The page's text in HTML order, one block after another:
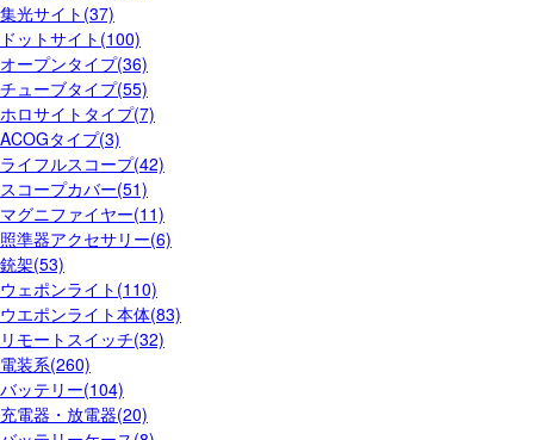
集光サイト(37)
ドットサイト(100)
オープンタイプ(36)
チューブタイプ(55)
ホロサイトタイプ(7)
ACOGタイプ(3)
ライフルスコープ(42)
スコープカバー(51)
マグニファイヤー(11)
照準器アクセサリー(6)
銃架(53)
ウェポンライト(110)
ウエポンライト本体(83)
リモートスイッチ(32)
電装系(260)
バッテリー(104)
充電器・放電器(20)